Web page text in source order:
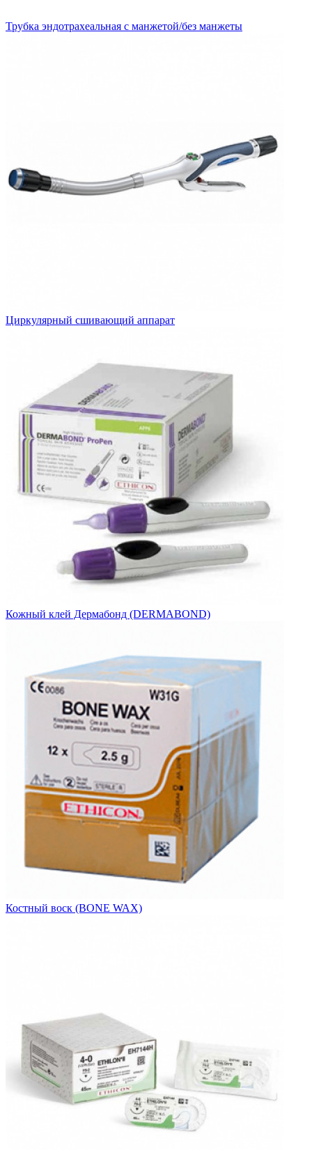
Трубка эндотрахеальная с манжетой/без манжеты
Циркулярный сшивающий аппарат
Кожный клей Дермабонд (DERMABOND)
Костный воск (BONE WAX)